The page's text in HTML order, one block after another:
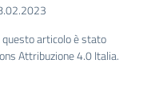
articolo è stato
Attribuzione 4.0 Italia.